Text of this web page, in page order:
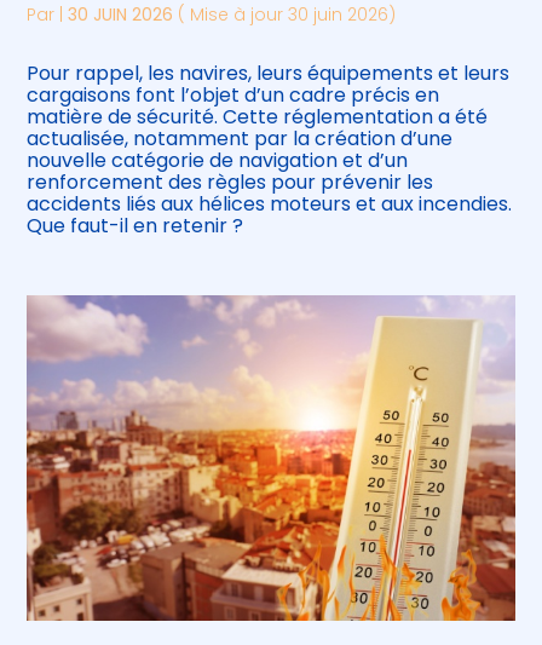
Par |30 JUIN 2026 ( Mise à jour 30 juin 2026)
Pour rappel, les navires, leurs équipements et leurs
cargaisons font l’objet d’un cadre précis en
matière de sécurité. Cette réglementation a été
actualisée, notamment par la création d’une
nouvelle catégorie de navigation et d’un
renforcement des règles pour prévenir les
accidents liés aux hélices moteurs et aux incendies.
Que faut-il en retenir ?